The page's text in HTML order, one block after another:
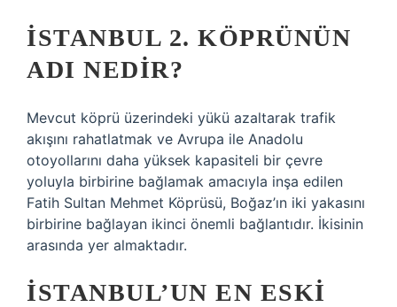
İSTANBUL 2. KÖPRÜNÜN
ADI NEDIR?
Mevcut köprü üzerindeki yükü azaltarak trafik
akışını rahatlatmak ve Avrupa ile Anadolu
otoyollarını daha yüksek kapasiteli bir çevre
yoluyla birbirine bağlamak amacıyla inşa edilen
Fatih Sultan Mehmet Köprüsü, Boğaz’ın iki yakasını
birbirine bağlayan ikinci önemli bağlantıdır. İkisinin
arasında yer almaktadır.
İSTANBUL’UN EN ESKI